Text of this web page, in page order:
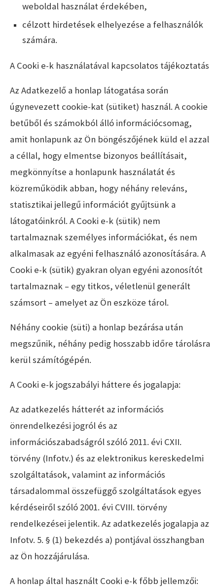
weboldal használat érdekében,
célzott hirdetések elhelyezése a felhasználók
számára.
A Cooki e-k használatával kapcsolatos tájékoztatás
Az Adatkezelő a honlap látogatása során
úgynevezett cookie-kat (sütiket) használ. A cookie
betűből és számokból álló információcsomag,
amit honlapunk az Ön böngészőjének küld el azzal
a céllal, hogy elmentse bizonyos beállításait,
megkönnyítse a honlapunk használatát és
közreműködik abban, hogy néhány releváns,
statisztikai jellegű információt gyűjtsünk a
látogatóinkról. A Cooki e-k (sütik) nem
tartalmaznak személyes információkat, és nem
alkalmasak az egyéni felhasználó azonosítására. A
Cooki e-k (sütik) gyakran olyan egyéni azonosítót
tartalmaznak – egy titkos, véletlenül generált
számsort – amelyet az Ön eszköze tárol.
Néhány cookie (süti) a honlap bezárása után
megszűnik, néhány pedig hosszabb időre tárolásra
kerül számítógépén.
A Cooki e-k jogszabályi háttere és jogalapja:
Az adatkezelés hátterét az információs
önrendelkezési jogról és az
információszabadságról szóló 2011. évi CXII.
törvény (Infotv.) és az elektronikus kereskedelmi
szolgáltatások, valamint az információs
társadalommal összefüggő szolgáltatások egyes
kérdéseiről szóló 2001. évi CVIII. törvény
rendelkezései jelentik. Az adatkezelés jogalapja az
Infotv. 5. § (1) bekezdés a) pontjával összhangban
az Ön hozzájárulása.
A honlap által használt Cooki e-k főbb jellemzői: